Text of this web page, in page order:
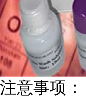
注意事项：